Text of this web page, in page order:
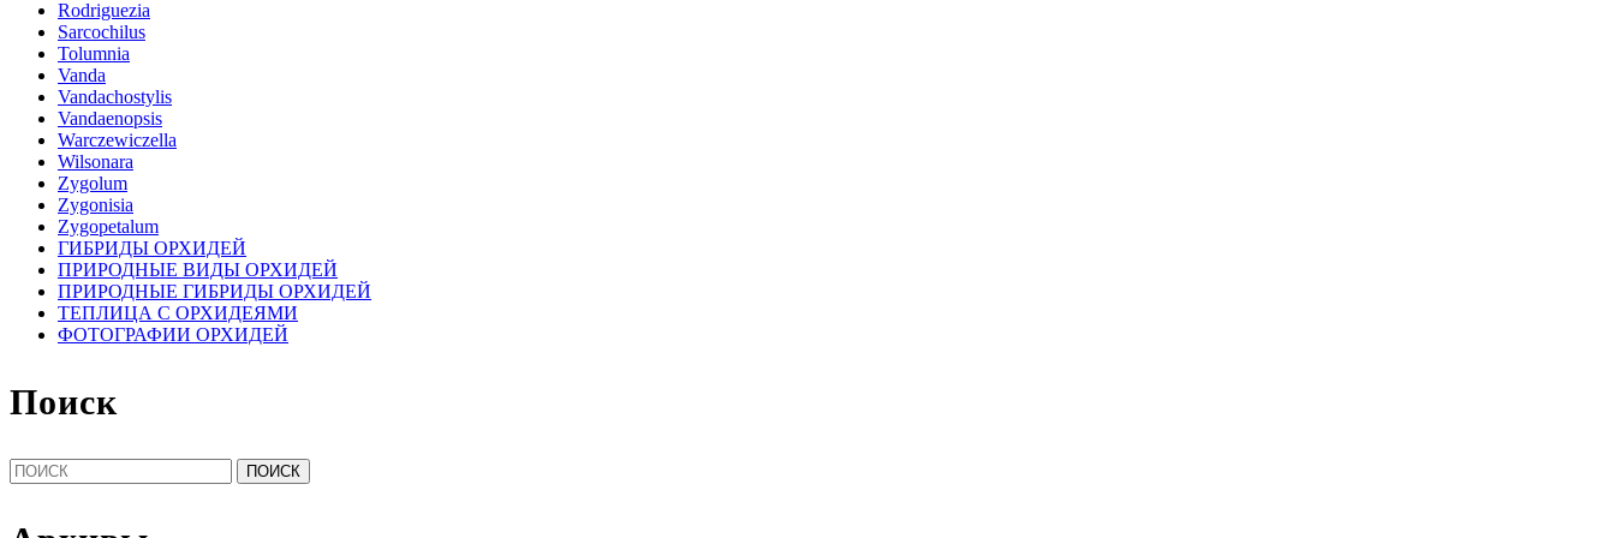
Rodriguezia
Sarcochilus
Tolumnia
Vanda
Vandachostylis
Vandaenopsis
Warczewiczella
Wilsonara
Zygolum
Zygonisia
Zygopetalum
ГИБРИДЫ ОРХИДЕЙ
ПРИРОДНЫЕ ВИДЫ ОРХИДЕЙ
ПРИРОДНЫЕ ГИБРИДЫ ОРХИДЕЙ
ТЕПЛИЦА С ОРХИДЕЯМИ
ФОТОГРАФИИ ОРХИДЕЙ
Поиск
Найти: